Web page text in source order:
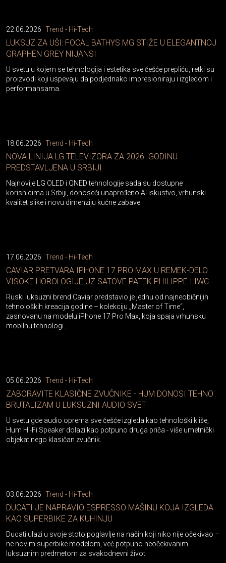
22.06.2026 Trend - Hi-Tech
LUKSUZ ZA UŠI: FOCAL BATHYS MG STIŽE U ELEGANTNOJ
GRAPHEN GREY NIJANSI
U svetu u kojem se tehnologija i estetika sve češće prepliću, retki su
proizvodi koji uspevaju da podjednako impresioniraju i izgledom i
performansama.
18.06.2026 Trend - Hi-Tech
NOVA LINIJA LG TELEVIZORA ZA 2026. GODINU
PREDSTAVLJENA U SRBIJI
Najnovije LG OLED i QNED tehnologije sada su dostupne
korisnicima u Srbiji, donoseći unapređeno AI iskustvo, vrhunski
kvalitet slike i novu dimenziju kućne zabave
17.06.2026 Trend - Hi-Tech
CAVIAR PRETVARA IPHONE 17 PRO MAX U REMEK-DELO
VISOKE HOROLOGIJE UZ SATOVE PATEK PHILIPPE I IWC
Ruski luksuzni brend Caviar predstavio je jednu od najneobičnijih
tehnoloških kreacija godine – kolekciju „Master of Time“,
zasnovanu na modelu iPhone 17 Pro Max, koja spaja vrhunsku
mobilnu tehnologi...
05.06.2026 Trend - Hi-Tech
ZABORAVITE KLASIČNE ZVUČNIKE - HUM DONOSI TEHNO
BRUTALIZAM U LUKSUZNI AUDIO SVET
U svetu gde audio oprema sve češće izgleda kao tehnološki kliše,
Hum Hi-Fi Speaker dolazi kao potpuno druga priča - više umetnički
objekat nego klasičan zvučnik.
03.06.2026 Trend - Hi-Tech
DUCATI JE NAPRAVIO ESPRESSO MAŠINU KOJA IZGLEDA
KAO SUPERBIKE ZA KUHINJU
Ducati ulazi u svoje stoto poglavlje na način koji niko nije očekivao –
ne novim superbike modelom, već potpuno neočekivanim
luksuznim predmetom za svakodnevni život.